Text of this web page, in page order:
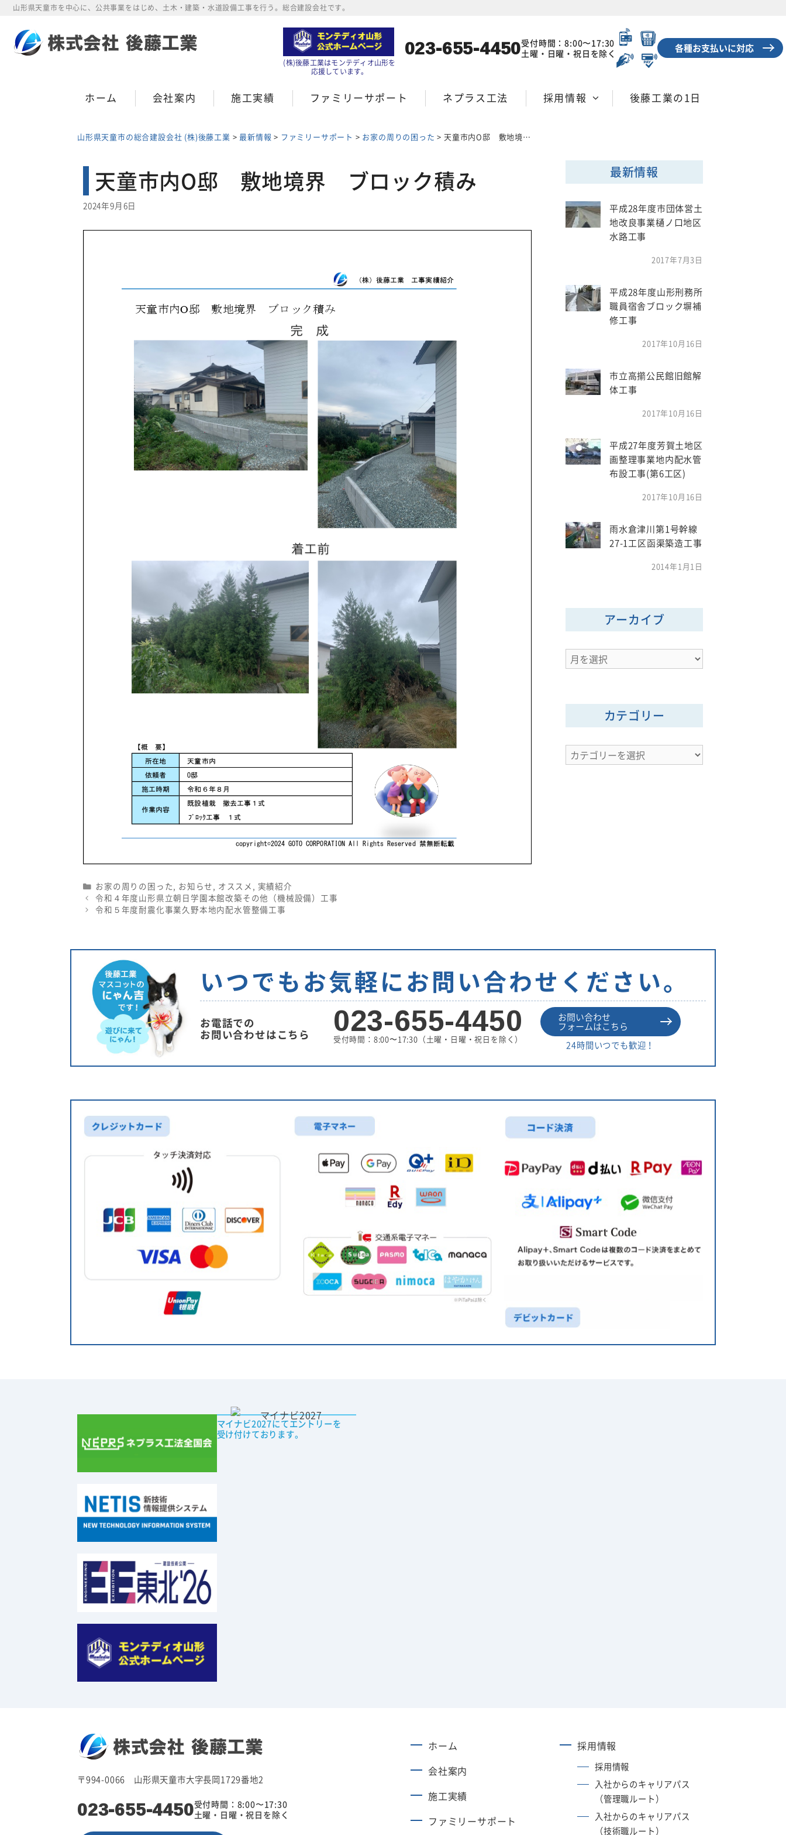
Skip
content
山形県天童市を中心に、公共事業をはじめ、土木・建築・水道設備工事を行う。総合建設会社です。
(株)後藤工業はモンテディオ山形を
応援しています。
023-655-4450受付時間：8:00〜17:30
土曜・日曜・祝日を除く
各種お支払いに対応
ホーム 会社案内 施工実績 ファミリーサポート ネプラス工法 採用情報 後藤工業の1日
山形県天童市の総合建設会社 (株)後藤工業 > 最新情報 > ファミリーサポート > お家の周りの困った >天童市内O邸 敷地境界 ブロック積み
天童市内O邸 敷地境界 ブロック積み
2024年9月6日
Categories
お家の周りの困った お知らせ オススメ
実績紹介
令和４年度山形県立朝日学園本館改築その他（機械設備）工事
令和５年度耐震化事業久野本地内配水管整備工事
最新情報
平成28年度市団体営土
地改良事業樋ノ口地区
水路工事
2017年7月3日
平成28年度山形刑務所
職員宿舎ブロック塀補
修工事
2017年10月16日
市立高擶公民館旧館解
体工事
2017年10月16日
平成27年度芳賀土地区
画整理事業地内配水管
布設工事(第6工区)
2017年10月16日
雨水倉津川第1号幹線
27-1工区函渠築造工事
2014年1月1日
アーカイブ
ア
ー
イ
カテゴリー
カ
テ
いつでもお気軽にお問い合わせください。
お電話での
お問い合わせはこちら 023-655-4450
受付時間：8:00〜17:30 （土曜・日曜・祝日を除く）
お問い合わせ
フォームはこちら
24時間いつでも歓迎！
マイナビ2027にてエントリーを
受け付けております。
〒994-0066 山形県天童市大字長岡1729番地2
023-655-4450受付時間：8:00〜17:30
土曜・日曜・祝日を除く
ホーム
会社案内
施工実績
ファミリーサポート
採用情報
採用情報
入社からのキャリアパス
（管理職ルート）
入社からのキャリアパス
（技術職ルート）